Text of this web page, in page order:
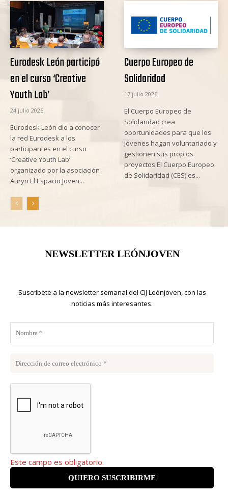
Eurodesk León participó
en el curso ‘Creative
Youth Lab’
24 julio 2026
Eurodesk León dio a conocer
la red Eurodesk a los
participantes en el curso
‘Creative Youth Lab’
organizado por la asociación
Auryn El Espacio Joven...
Cuerpo Europeo de
Solidaridad
17 julio 2026
El Cuerpo Europeo de
Solidaridad crea
oportunidades para que los
jóvenes hagan voluntariado y
gestionen sus propios
proyectos El Cuerpo Europeo
de Solidaridad (CES) es...
NEWSLETTER LEÓNJOVEN
Suscríbete a la newsletter semanal del CIJ Leónjoven, con las
noticias más interesantes.
Este campo es obligatorio.